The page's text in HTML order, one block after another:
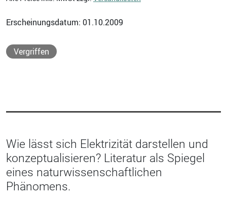
Erscheinungsdatum: 01.10.2009
Vergriffen
Wie lässt sich Elektrizität darstellen und
konzeptualisieren? Literatur als Spiegel
eines naturwissenschaftlichen
Phänomens.